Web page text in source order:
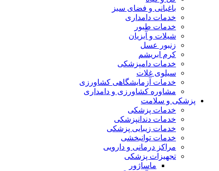
باغبانی و فضای سبز
خدمات دامداری
خدمات طیور
شیلات و آبزیان
زنبور عسل
کرم ابریشم
خدمات دامپزشکی
سیلوی غلات
خدمات آزمایشگاهی کشاورزی
مشاوره کشاورزی و دامداری
پزشکی و سلامت
خدمات پزشکی
خدمات دندانپزشکی
خدمات زیبایی پزشکی
خدمات توانبخشی
مراکز درمانی و دارویی
تجهیزات پزشکی
ماساژور